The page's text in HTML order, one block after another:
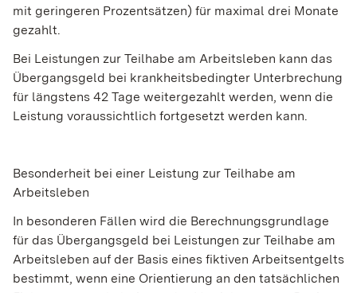
mit geringeren Prozentsätzen) für maximal drei Monate
gezahlt.
Bei Leistungen zur Teilhabe am Arbeitsleben kann das
Übergangsgeld bei krankheitsbedingter Unterbrechung
für längstens 42 Tage weitergezahlt werden, wenn die
Leistung voraussichtlich fortgesetzt werden kann.
Besonderheit bei einer Leistung zur Teilhabe am
Arbeitsleben
In besonderen Fällen wird die Berechnungsgrundlage
für das Übergangsgeld bei Leistungen zur Teilhabe am
Arbeitsleben auf der Basis eines fiktiven Arbeitsentgelts
bestimmt, wenn eine Orientierung an den tatsächlichen